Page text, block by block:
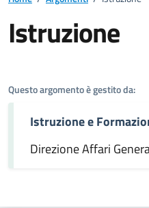
Istruzione
Questo argomento è gestito da:
Istruzione e
Direzione Affari